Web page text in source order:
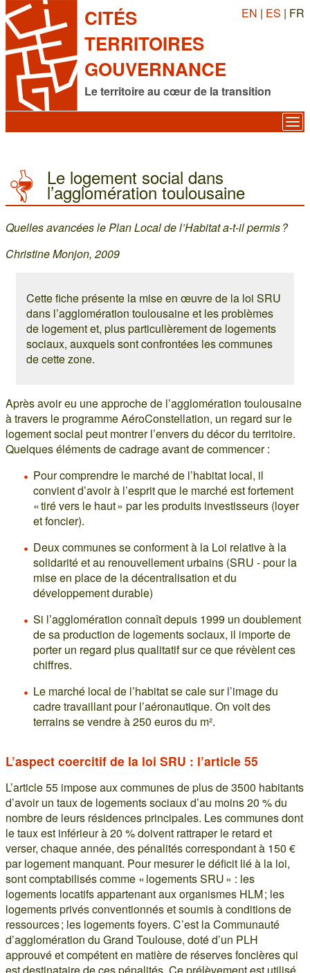
CITÉS
TERRITOIRES
GOUVERNANCE
Le territoire au cœur de la transition
EN | ES | FR
Le logement social dans
l’agglomération toulousaine
Quelles avancées le Plan Local de l’Habitat a-t-il permis ?
Christine Monjon, 2009
Cette fiche présente la mise en œuvre de la loi SRU
dans l’agglomération toulousaine et les problèmes
de logement et, plus particulièrement de logements
sociaux, auxquels sont confrontées les communes
de cette zone.
Après avoir eu une approche de l’agglomération toulousaine
à travers le programme AéroConstellation, un regard sur le
logement social peut montrer l’envers du décor du territoire.
Quelques éléments de cadrage avant de commencer :
Pour comprendre le marché de l’habitat local, il
convient d’avoir à l’esprit que le marché est fortement
« tiré vers le haut » par les produits investisseurs (loyer
et foncier).
Deux communes se conforment à la Loi relative à la
solidarité et au renouvellement urbains (SRU - pour la
mise en place de la décentralisation et du
développement durable)
Si l’agglomération connaît depuis 1999 un doublement
de sa production de logements sociaux, il importe de
porter un regard plus qualitatif sur ce que révèlent ces
chiffres.
Le marché local de l’habitat se cale sur l’image du
cadre travaillant pour l’aéronautique. On voit des
terrains se vendre à 250 euros du m².
L’aspect coercitif de la loi SRU : l’article 55
L’article 55 impose aux communes de plus de 3500 habitants
d’avoir un taux de logements sociaux d’au moins 20 % du
nombre de leurs résidences principales. Les communes dont
le taux est inférieur à 20 % doivent rattraper le retard et
verser, chaque année, des pénalités correspondant à 150 €
par logement manquant. Pour mesurer le déficit lié à la loi,
sont comptabilisés comme « logements SRU » : les
logements locatifs appartenant aux organismes HLM ; les
logements privés conventionnés et soumis à conditions de
ressources ; les logements foyers. C’est la Communauté
d’agglomération du Grand Toulouse, doté d’un PLH
approuvé et compétent en matière de réserves foncières qui